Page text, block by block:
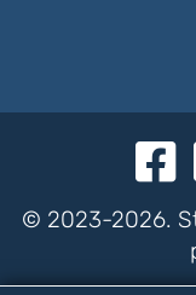

© 2023-2026.